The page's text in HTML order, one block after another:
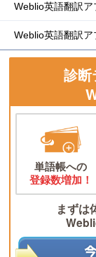
Weblio英語翻訳
Weblio英語翻訳
診断
単語帳への
登録数増加！
まずは